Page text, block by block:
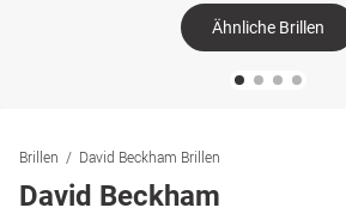
Ähnliche Brillen
Brillen David Beckham Brillen
David Beckham